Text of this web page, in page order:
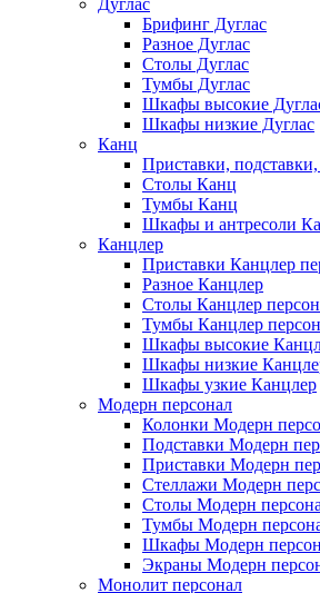
Брифинг Дуглас
Разное Дуглас
Столы Дуглас
Тумбы Дуглас
Шкафы высокие
Шкафы низкие Дуглас
Канц
Приставки,
Столы Канц
Тумбы Канц
Шкафы и антресоли
Канцлер
Приставки Канцлер
Разное Канцлер
Столы Канцлер
Тумбы Канцлер
Шкафы высокие
Шкафы низкие
Шкафы узкие Канцлер
Модерн персонал
Колонки Модерн
Подставки Модерн
Приставки Модерн
Стеллажи Модерн
Столы Модерн
Тумбы Модерн
Шкафы Модерн
Экраны Модерн
Монолит персонал